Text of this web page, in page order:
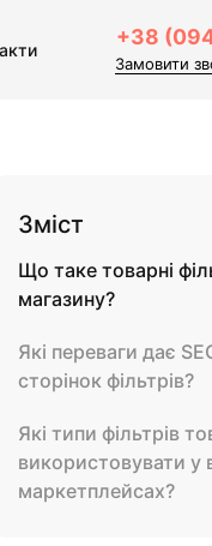
+38
Замовити
Зміст
Що таке товарні
магазину?
Які переваги дає
сторінок фільтрів?
Які типи фільтрів
використовувати у
маркетплейсах?